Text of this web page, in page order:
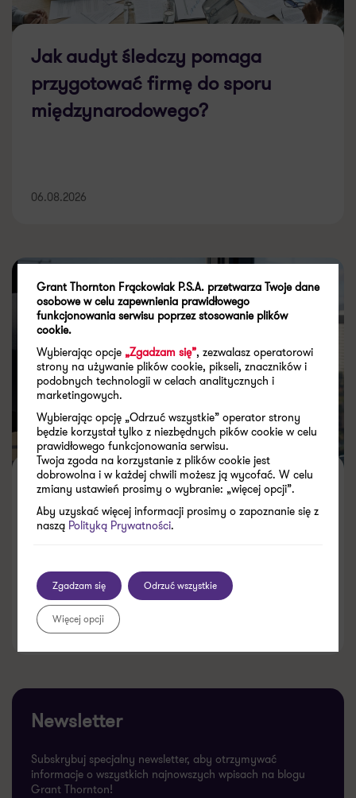
Jak audyt śledczy pomaga
przygotować firmę do sporu
międzynarodowego?
06.08.2026
Audyt śledczy: między błędem a
nadużyciem w firmie
23.07.2026
Newsletter
Subskrybuj specjalny newsletter, aby otrzymywać
informacje o wszystkich najnowszych wpisach na blogu
Grant Thornton!
Grant Thornton Frąckowiak P.S.A. przetwarza Twoje dane
osobowe w celu zapewnienia prawidłowego
funkcjonowania serwisu poprzez stosowanie plików
cookie.
Wybierając opcje„Zgadzam się”, zezwalasz operatorowi
strony na używanie plików cookie, pikseli, znaczników i
podobnych technologii w celach analitycznych i
marketingowych.
Wybierając opcję „Odrzuć wszystkie” operator strony
będzie korzystał tylko z niezbędnych pików cookie w celu
prawidłowego funkcjonowania serwisu.
Twoja zgoda na korzystanie z plików cookie jest
dobrowolna i w każdej chwili możesz ją wycofać. W celu
zmiany ustawień prosimy o wybranie: „więcej opcji”.
Aby uzyskać więcej informacji prosimy o zapoznanie się z
naszą Polityką Prywatności.
Zgadzam się Odrzuć wszystkie
Więcej opcji